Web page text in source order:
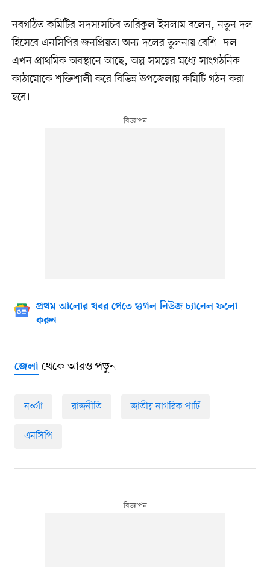
নবগঠিত কমিটির সদস্যসচিব তারিকুল ইসলাম বলেন, নতুন দল
হিসেবে এনসিপির জনপ্রিয়তা অন্য দলের তুলনায় বেশি। দল
এখন প্রাথমিক অবস্থানে আছে, অল্প সময়ের মধ্যে সাংগঠনিক
কাঠামোকে শক্তিশালী করে বিভিন্ন উপজেলায় কমিটি গঠন করা
হবে।
প্রথম আলোর খবর পেতে গুগল নিউজ চ্যানেল ফলো
করুন
জেলাথেকে আরও পড়ুন
নওগাঁ রাজনীতি জাতীয় নাগরিক পার্টি
এনসিপি